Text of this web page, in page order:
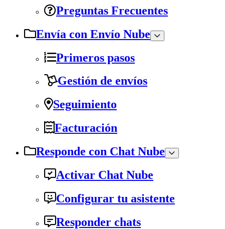
Preguntas Frecuentes
Envía con Envío Nube
Primeros pasos
Gestión de envíos
Seguimiento
Facturación
Responde con Chat Nube
Activar Chat Nube
Configurar tu asistente
Responder chats